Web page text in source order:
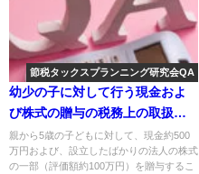
節税タックスプランニング研究会QA
幼少の子に対して行う現金およ
び株式の贈与の税務上の取扱い
について
親から5歳の子どもに対して、現金約500
万円および、設立したばかりの法人の株式
の一部（評価額約100万円）を贈与するこ